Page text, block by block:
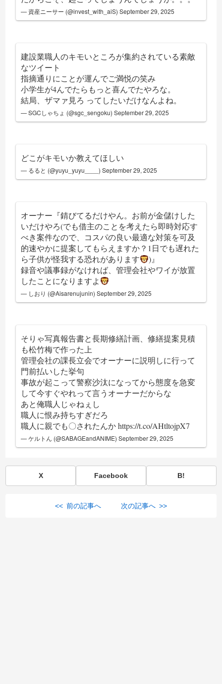
— 資産ニーサー (@invest_with_aiS)September 29, 2025
建設業職人のキモいところが集約されている素敵
なツイート
指摘通りにことが運んでご満悦の笑み
小学生が4んでたらもっと喜んでたやろな。
結局、ザマァ見ろ ってしたいだけなんよね。
— SGCしゃちょ (@sgc_sengoku)September 29, 2025
どこがキモいか教えてほしい
— るると (@yuyu_yuyu____)September 29, 2025
オーナー『錆びてるだけやん。お前が金儲けした
いだけやろ(でも借主のことを考えたら即時対応す
べき案件なので、コスパの良い最適な対策を可及
的速やかに提案してもらえますか？1日でも遅れた
ら子供が怪我する恐れがあります
)』
録音や議事録がなければ、管理会社やワイが放置
したことになりますよ
— しおり (@Aisarenujunin)September 29, 2025
そりゃ写真報告書と長期修繕計画、修繕提案見積
も松竹梅で作った上
管理会社の課長立会でオーナーに説明しに行って
門前払いした挙句
事故が起こって警察沙汰になってから態度を急変
して今すぐやれって言うオーナーだからな
あと俺職人じゃねぇし
職人に恨み持ちすぎだろ
職人に親でも〇されたんかhttps://t.co/AHtltojpX7
— ケルトん (@SABAGEandANIME)September 29, 2025
X Facebook B!
<< 前の記事へ 次の記事へ >>